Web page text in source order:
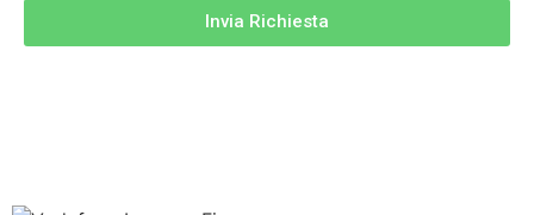
Invia Richiesta